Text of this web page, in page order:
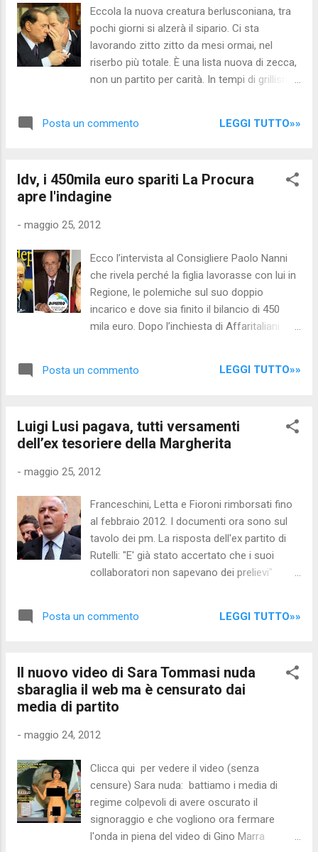
quotidiano Libero , il primo gennaio del 2012
Equitalia ha trasferito la propria sede legale
ma, non avendo comunicato la disdetta
all’Ama, alla vecchia sede è arrivata la
bolletta per la tassa sui rifiuti. Bolletta che
anche omesso di comunicare il proprio tras...
Eccola la nuova creatura berlusconiana, tra
pochi giorni si alzerà il sipario. Ci sta
lavorando zitto zitto da mesi ormai, nel
riserbo più totale. È una lista nuova di zecca,
non un partito per carità. In tempi di grillismo
china: un listone nazionale di società civile,
imprenditori, ma anche giovani presi dal
vivaio del Ppe e professionisti, li ha incontrati
di Forza Italia, se si vuole. L´ispirazione è
chiamerà una vecchia volpe, un personaggio
ultra-collaudato nell´organizzazione di eventi
in tempi ristretti come l´ex commissario alla
Berlusconi pare aver rinunciato all´idea di
sue parole, «è irrecuperabile». Troppe
Posta un commento LEGGI TUTTO»»
Idv, i 450mila euro spariti La Procura
apre l'indagine
- maggio 25, 2012
Ecco l’intervista al Consigliere Paolo Nanni
che rivela perché la figlia lavorasse con lui in
Regione, le polemiche sul suo doppio
incarico e dove sia finito il bilancio di 450
mila euro. Dopo l’inchiesta di Affaritaliani
arrivata anche la replica della tesoriera
sua richiesta di rendiconti al consigliere
regionale Paolo Nanni “incrinarono il
si accertasse qualcosa… “sia che Morace
abusato del suo ruolo. Non confondiamo i
sicuramente vittima”.Silvana Mura afferma di
aver chiesto i bilanci a Nanni ma lui sostiene
che la richiesta non è mai stata fatta. Il
replica dell’accusatore Morace che parla di
Posta un commento LEGGI TUTTO»»
Luigi Lusi pagava, tutti versamenti
dell’ex tesoriere della Margherita
- maggio 25, 2012
Franceschini, Letta e Fioroni rimborsati fino
al febbraio 2012. I documenti ora sono sul
tavolo dei pm. La risposta dell'ex partito di
Rutelli: "E' già stato accertato che i suoi
collaboratori non sapevano dei prelievi"
gestiti dall’ex tesoriere Luigi Lusi hanno
febbraio 2012. Quello che fino a ieri era solo
la parola di un “ladro” e “corruttore”, come è
stato definito dai suoi ex colleghi di partito,
consegnati ai pm di Roma, Alberto Caperna
finiti sui tavoli degli inquirenti solo due giorni
fa, quando è stata sentita Francesca Fiore ,
che si è definita la “segretaria particolare”
dell’ex senatore. La donna ha consegnato ai
magistrati una chiavetta usb con i file excel
Posta un commento LEGGI TUTTO»»
Il nuovo video di Sara Tommasi nuda
sbaraglia il web ma è censurato dai
media di partito
- maggio 24, 2012
Clicca qui per vedere il video (senza
censure) Sara nuda: battiamo i media di
regime colpevoli di avere oscurato il
signoraggio e che vogliono ora fermare
l'onda in piena del video di Gino Marra